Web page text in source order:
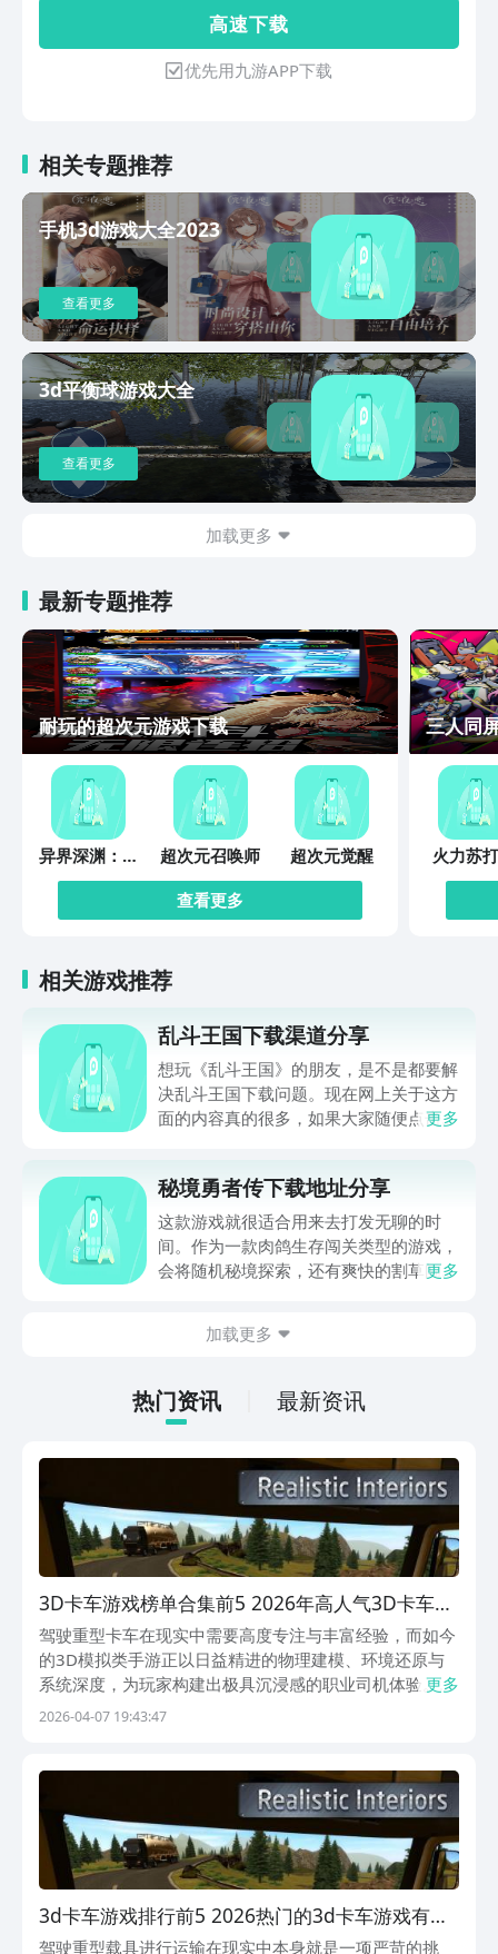
高 速 下 载
优先用九游APP下载
相关专题推荐
手机3d游戏大全2023
查看更多
3d平衡球游戏大全
查看更多
加载更多
最新专题推荐
耐玩的超次元游戏下载
异界深渊：觉
醒
超次元召唤师
超次元觉醒
查看更多
三人同
火力苏
相关游戏推荐
乱斗王国下载渠道分享
想玩《乱斗王国》的朋友，是不是都要解
决乱斗王国下载问题。现在网上关于这方
面的内容真的很多，如果大家随便点击陌
app进行下载会更加方便，九游是手游福
利最多的游戏平台，在这里不仅能够看到
游戏资源，还能及时查看后续的消息、活
动内容等相关信息。
更多
秘境勇者传下载地址分享
这款游戏就很适合用来去打发无聊的时
间。作为一款肉鸽生存闯关类型的游戏，
会将随机秘境探索，还有爽快的割草闯关
接就可以下载。游戏的上手门槛还是比较
打发无聊的时间，可玩性真的比较高。
更多
加载更多
热门资讯 最新资讯
3D卡车游戏榜单合集前5 2026年高人气3D卡车模
拟驾驶游戏分享
驾驶重型卡车在现实中需要高度专注与丰富经验，而如今
的3D模拟类手游正以日益精进的物理建模、环境还原与
系统深度，为玩家构建出极具沉浸感的职业司机体验。本
文精选当前市面上口碑扎实、机制严谨的五款高拟真度卡
更多
2026-04-07 19:43:47
3d卡车游戏排行前5 2026热门的3d卡车游戏有哪
几款
驾驶重型载具进行运输在现实中本身就是一项严苛的挑